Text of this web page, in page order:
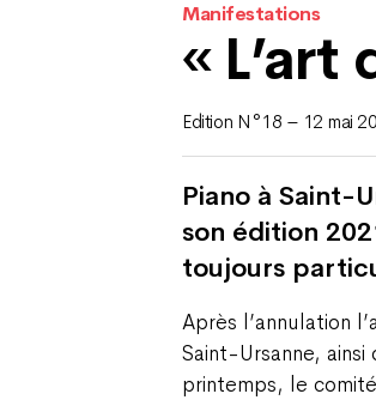
Manifestations
«
Edition N°18 – 12 mai
Piano à Saint-
son édition
toujours
Après l’annulation
Saint-Ursanne,
printemps, le